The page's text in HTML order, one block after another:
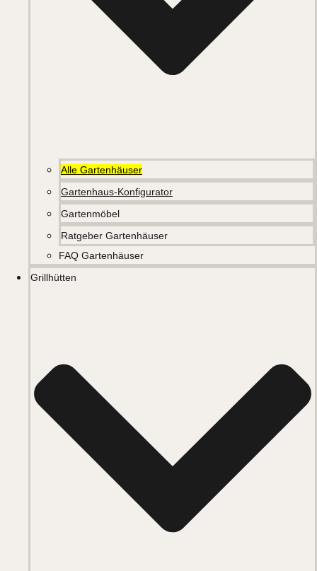
Alle Gartenhäuser
Gartenhaus-Konfigurator
Gartenmöbel
Ratgeber Gartenhäuser
FAQ Gartenhäuser
Grillhütten